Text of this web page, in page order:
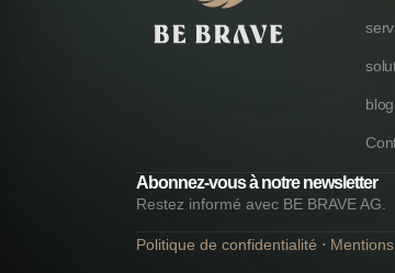
blog
Abonnez-vous à notre newsletter
Restez informé avec BE BRAVE AG.
Politique de confidentialité ⋅